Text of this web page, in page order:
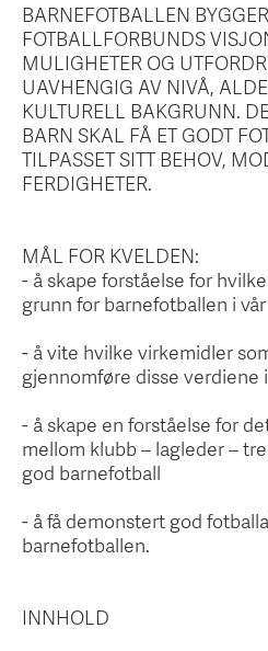
BARNEFOTBALLEN
FOTBALLFORBUNDS
MULIGHETER OG
UAVHENGIG AV NIVÅ,
KULTURELL BAKGRUNN.
BARN SKAL FÅ ET GODT
TILPASSET SITT BEHOV,
FERDIGHETER.
MÅL FOR KVELDEN:
- å skape forståelse for
grunn for barnefotballen i
- å vite hvilke virkemidler
gjennomføre disse verdiene
- å skape en forståelse for
mellom klubb – lagleder –
god barnefotball
- å få demonstert god
barnefotballen.
INNHOLD